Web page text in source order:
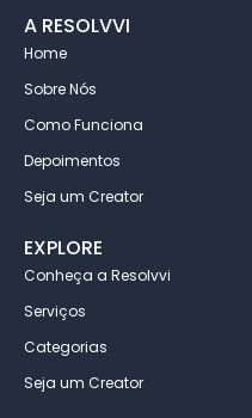
A RESOLVVI
Home
Sobre Nós
Como Funciona
Depoimentos
Seja um Creator
EXPLORE
Conheça a Resolvvi
Serviços
Categorias
Seja um Creator